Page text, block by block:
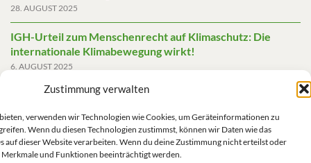
Zustimmung verwalten
verwenden wir Technologien wie Cookies, um Geräteinformationen zu
Wenn du diesen Technologien zustimmst, können wir Daten wie das
auf dieser Website verarbeiten. Wenn du deine Zustimmung nicht erteilst oder
und Funktionen beeinträchtigt werden.
28. AUGUST 2025
IGH-Urteil zum Menschenrecht auf Klimaschutz: Die
internationale Klimabewegung wirkt!
6. AUGUST 2025
Friedensgutachten 2025
Die AfD mit mehr Demokratie wegregieren
14. MAI 2025